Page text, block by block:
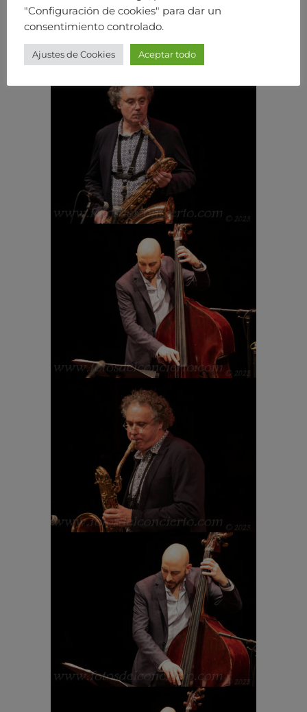
"Configuración de cookies" para dar un
consentimiento controlado.
Ajustes de Cookies Aceptar todo